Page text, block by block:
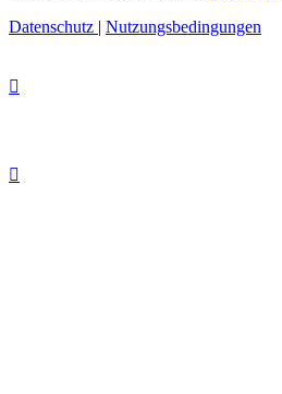
Datenschutz | Nutzungsbedingungen